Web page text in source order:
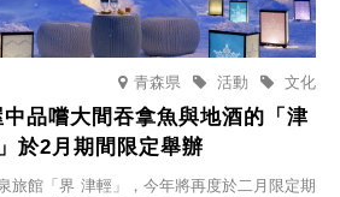
青森県 文化
活動
中品嚐大間吞拿魚與地酒的「津
於2月期間限定舉辦
旅館「界 津輕」，今年將再度於二月限定期